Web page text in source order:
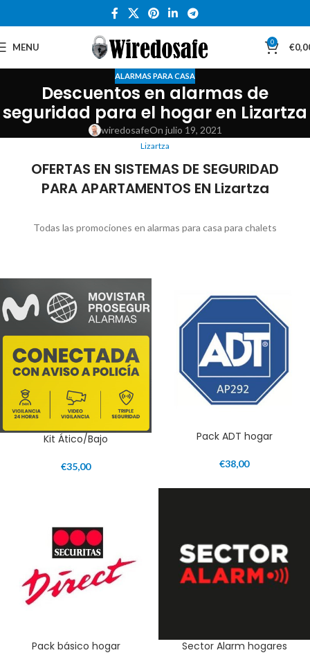
MENU 0 €
ALARMAS PARA CASA
Descuentos en alarmas de
seguridad para el hogar en Lizartza
wiredosafeOn julio 19, 2021
Lizartza
OFERTAS EN SISTEMAS DE SEGURIDAD
PARA APARTAMENTOS EN Lizartza
Todas las promociones en alarmas para casa para chalets
Kit Ático/Bajo
€35,00
Pack ADT hogar
€38,00
Pack básico hogar Sector Alarm hogares